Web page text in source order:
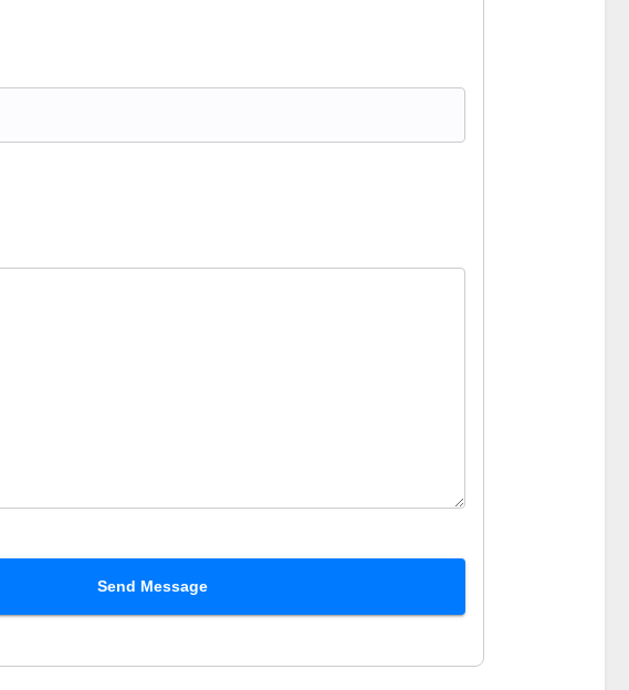
Send Message